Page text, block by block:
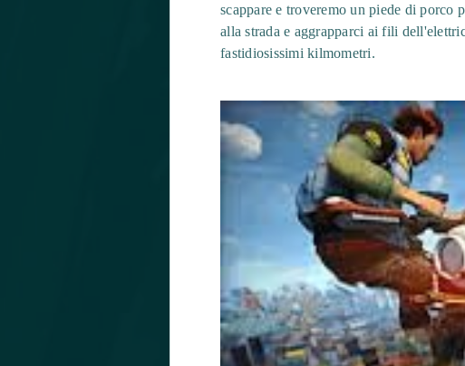
scappare e troveremo un piede di porco
alla strada e aggrapparci ai fili
fastidiosissimi kilmometri.